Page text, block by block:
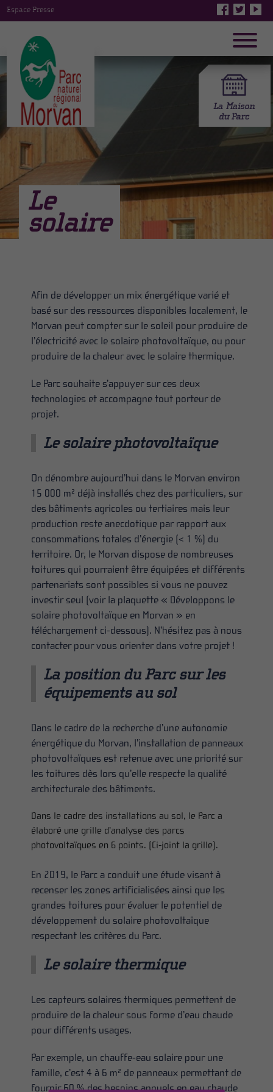
Espace Presse
Le
solaire
Afin de développer un mix énergétique varié et
basé sur des ressources disponibles localement, le
Morvan peut compter sur le soleil pour produire de
l’électricité avec le solaire photovoltaïque, ou pour
produire de la chaleur avec le solaire thermique.
Le Parc souhaite s’appuyer sur ces deux
technologies et accompagne tout porteur de
projet.
Le solaire photovoltaïque
On dénombre aujourd’hui dans le Morvan environ
15 000 m² déjà installés chez des particuliers, sur
des bâtiments agricoles ou tertiaires mais leur
production reste anecdotique par rapport aux
consommations totales d’énergie (< 1 %) du
territoire. Or, le Morvan dispose de nombreuses
toitures qui pourraient être équipées et différents
partenariats sont possibles si vous ne pouvez
investir seul (voir la plaquette « Développons le
solaire photovoltaïque en Morvan » en
téléchargement ci-dessous). N’hésitez pas à nous
contacter pour vous orienter dans votre projet !
La position du Parc sur les
équipements au sol
Dans le cadre de la recherche d’une autonomie
énergétique du Morvan, l’installation de panneaux
photovoltaïques est retenue avec une priorité sur
les toitures dès lors qu’elle respecte la qualité
architecturale des bâtiments.
Dans le cadre des installations au sol, le Parc a
élaboré une grille d’analyse des parcs
photovoltaïques en 6 points. (Ci-joint la grille).
En 2019, le Parc a conduit une étude visant à
recenser les zones artificialisées ainsi que les
grandes toitures pour évaluer le potentiel de
développement du solaire photovoltaïque
respectant les critères du Parc.
Le solaire thermique
Les capteurs solaires thermiques permettent de
produire de la chaleur sous forme d’eau chaude
pour différents usages.
Par exemple, un chauffe-eau solaire pour une
famille, c’est 4 à 6 m² de panneaux permettant de
fournir 60 % des besoins annuels en eau chaude